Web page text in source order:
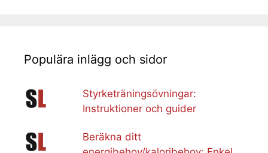
Populära inlägg och sidor
Styrketräningsövningar:
Instruktioner och guider
Beräkna ditt